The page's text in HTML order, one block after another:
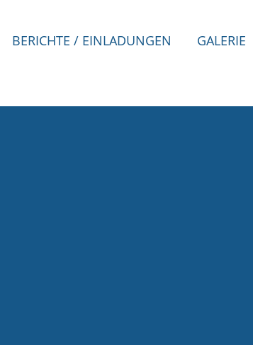
BERICHTE / EINLADUNGEN GALERIE